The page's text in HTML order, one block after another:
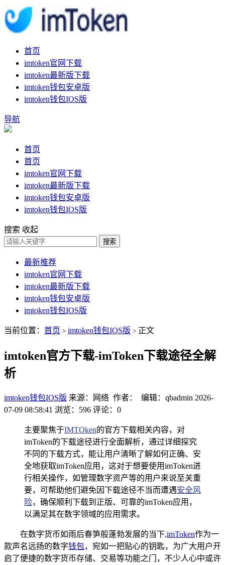
首页
imtoken官网下载
imtoken最新版下载
imtoken钱包安卓版
imtoken钱包IOS版
导航
首页
首页
imtoken官网下载
imtoken最新版下载
imtoken钱包安卓版
imtoken钱包IOS版
搜索 收起
搜索
最新推荐
imtoken官网下载
imtoken最新版下载
imtoken钱包安卓版
imtoken钱包IOS版
当前位置： 首页 > imtoken钱包IOS版 > 正文
imtoken官方下载-imToken下载途径全解
析
imtoken钱包IOS版 来源：网络 作者： 编辑：qbadmin 2026-
07-09 08:58:41 浏览：596 评论：0
主要聚焦于IMTOken的官方下载相关内容，对
imToken的下载途径进行全面解析，通过详细探究
不同的下载方式，能让用户清晰了解如何正确、安
全地获取imToken应用，这对于想要使用imToken进
行相关操作，如管理数字资产等的用户来说至关重
要，可帮助他们避免因下载途径不当而遭遇安全风
险，确保顺利下载到正版、可靠的imToken应用，
以满足其在数字领域的应用需求。
在数字货币如雨后春笋般蓬勃发展的当下,imToken作为一
款声名远扬的数字钱包，宛如一把贴心的钥匙，为广大用户开
启了便捷的数字货币存储、交易等功能之门，不少人心中或许